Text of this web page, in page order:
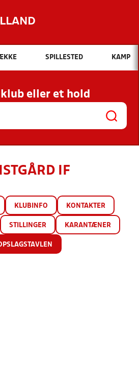
Hvad vil du søge efter?
INDHOLD OG NYHEDER
KLUBBER OG
HOLD
SPILLESTED KAMP
klub eller et hold
IF
KLUBINFO KONTAKTER
STILLINGER KARANTÆNER